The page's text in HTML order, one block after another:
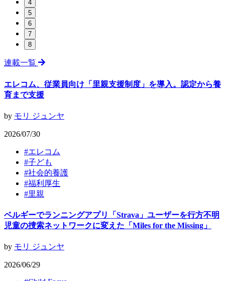
4
5
6
7
8
連載一覧
エレコム、従業員向け「里親支援制度」を導入。認定から養
育まで支援
by モリ ジュンヤ
2026/07/30
#エレコム
#子ども
#社会的養護
#福利厚生
#里親
ベルギーでランニングアプリ「Strava」ユーザーを行方不明
児童の捜索ネットワークに変えた「Miles for the Missing」
by モリ ジュンヤ
2026/06/29